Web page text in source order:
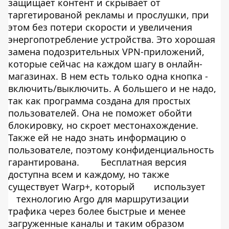
защищает контент и скрывает от
таргетированой рекламы и прослушки, при
этом без потери скорости и увеличения
энергопотребление устройства. Это хорошая
замена подозрительных VPN-приложений,
которые сейчас на каждом шагу в онлайн-
магазинах. В нем есть только одна кнопка -
включить/выключить. А большего и не надо,
так как программа создана для простых
пользователей. Она не поможет обойти
блокировку, но скроет местонахождение.
Также ей не надо знать информацию о
пользователе, поэтому конфиденциальность
гарантирована.
Бесплатная версия
доступна всем и каждому, но также
существует Warp+, который
использует
технологию Argo для маршрутизации
трафика через более быстрые и менее
загруженные каналы и таким образом